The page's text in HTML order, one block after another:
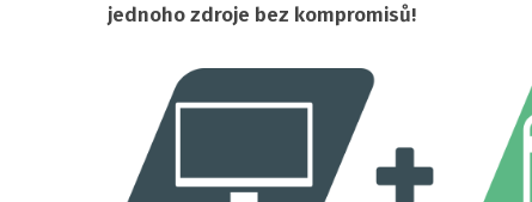
jednoho zdroje bez kompromisů!